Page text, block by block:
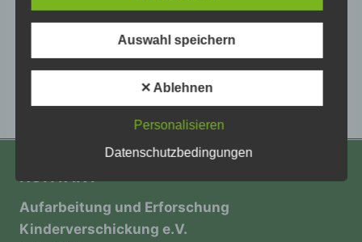
Veranstaltung-
Navigation
«Videotreffen
26. Videotreffen
KONTAKT
Aufarbeitung und Erforschung
Kinderverschickung e.V.
Begriffsbestimmungen
Die Datenschutzerklärung beruht auf den
Begrifflichkeiten, die durch den Europäischen
Richtlinien- und Verordnungsgeber beim Erlass
der Datenschutz-Grundverordnung (DS-GVO)
Datenschutzerklärung soll sowohl für die
Geschäftspartner einfach lesbar und
verständlich sein. Um dies zu gewährleisten,
möchten wir vorab die verwendeten
Begrifflichkeiten erläutern.
Auswahl speichern
✕ Ablehnen
Personalisieren
Datenschutzbedingungen